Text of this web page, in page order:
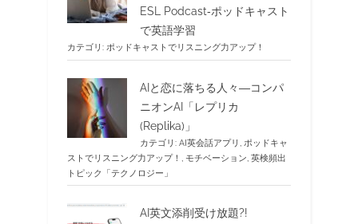
ESL Podcast‐ポッドキャスト
で英語学習
カテゴリ: ポッドキャストでリスニング力アップ！
AIと恋に落ちる人々―コンパ
ニオンAI「レプリカ
(Replika)」
カテゴリ: AI英会話アプリ
ポッドキャ
ストでリスニング力アップ！
モチベーション 英検頻出
トピック「テクノロジー」
AI英文添削受け放題?!